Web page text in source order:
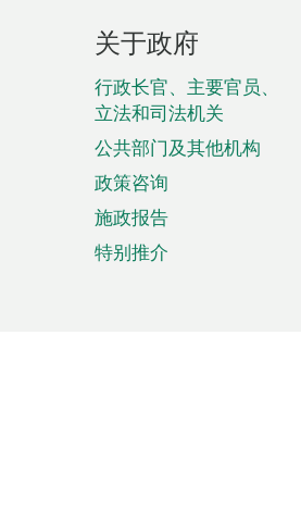
页
脚
菜
单
关于政府
行政长官、主要官员、
立法和司法机关
公共部门及其他机构
政策咨询
施政报告
特别推介